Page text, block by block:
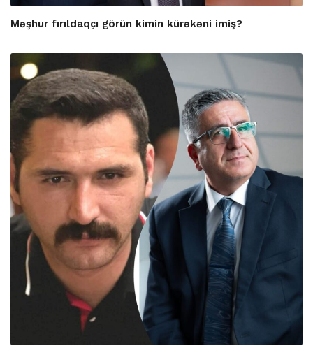
Məşhur fırıldaqçı görün kimin kürəkəni imiş?